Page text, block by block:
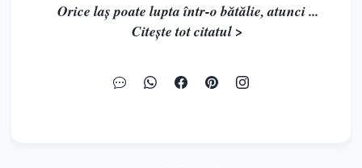
Orice laş poate lupta într-o bătălie, atunci ...
Citește tot citatul >